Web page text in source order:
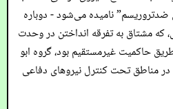
نامیده می‌شود - دوباره
که مشتاق به تفرقه انداختن در وحدت
حاکمیت غیرمستقیم بود، گروه ابو
در مناطق تحت کنترل نیروهای دفاعی